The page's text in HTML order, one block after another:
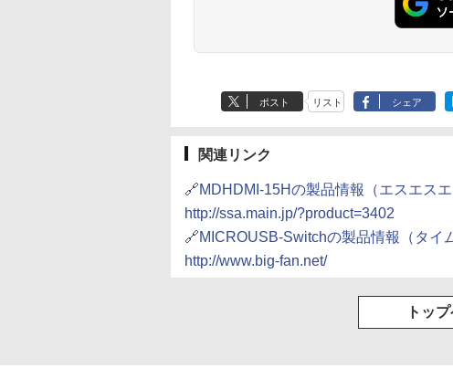
ポスト リスト シェア
関連リンク
🔗MDHDMI-15Hの製品情報（エスエスエ
http://ssa.main.jp/?product=3402
🔗MICROUSB-Switchの製品情報（タイ
http://www.big-fan.net/
トッ